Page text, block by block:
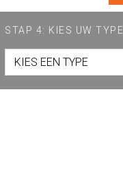
STAP 4: KIES UW TYPE
KIES EEN TYPE